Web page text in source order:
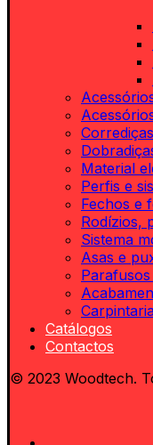
Material
Perfis e
Fechos e
Rodízios,
Sistema
Asas e
Catálogos
Contactos
© 2023 Woodtech.